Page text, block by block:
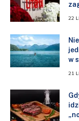
22
w
21